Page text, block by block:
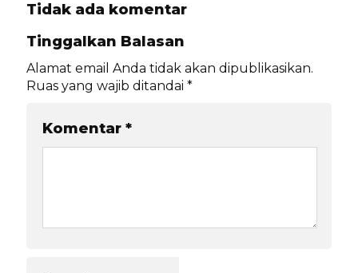
Tidak ada komentar
Tinggalkan Balasan
Alamat email Anda tidak akan dipublikasikan.
Ruas yang wajib ditandai *
Komentar *